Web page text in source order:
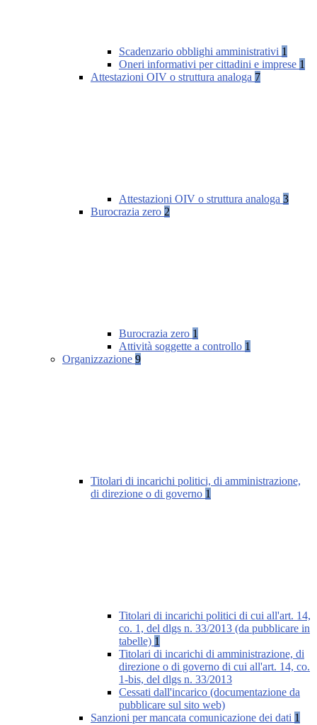
Scadenzario obblighi amministrativi 1
Oneri informativi per cittadini e imprese 1
Attestazioni OIV o struttura analoga 7
Attestazioni OIV o struttura analoga 3
Burocrazia zero 2
Burocrazia zero 1
Attività soggette a controllo 1
Organizzazione 9
Titolari di incarichi politici, di amministrazione,
di direzione o di governo 1
Titolari di incarichi politici di cui all'art. 14,
co. 1, del dlgs n. 33/2013 (da pubblicare in
tabelle) 1
Titolari di incarichi di amministrazione, di
direzione o di governo di cui all'art. 14, co.
1-bis, del dlgs n. 33/2013
Cessati dall'incarico (documentazione da
pubblicare sul sito web)
Sanzioni per mancata comunicazione dei dati 1